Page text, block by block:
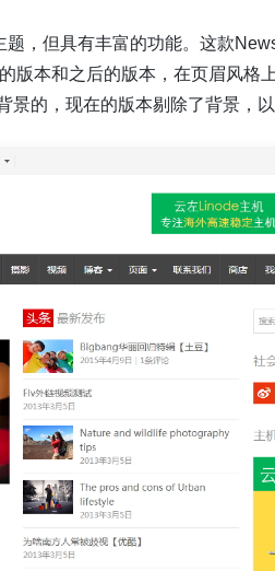
，但具有丰富的功能。这款
版本和之后的版本，在页眉风格
景的，现在的版本剔除了背景，